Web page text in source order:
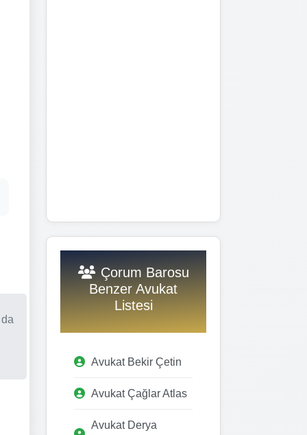
Çorum Barosu
Benzer Avukat
Listesi
Avukat Bekir Çetin
Avukat Çağlar Atlas
Avukat Derya